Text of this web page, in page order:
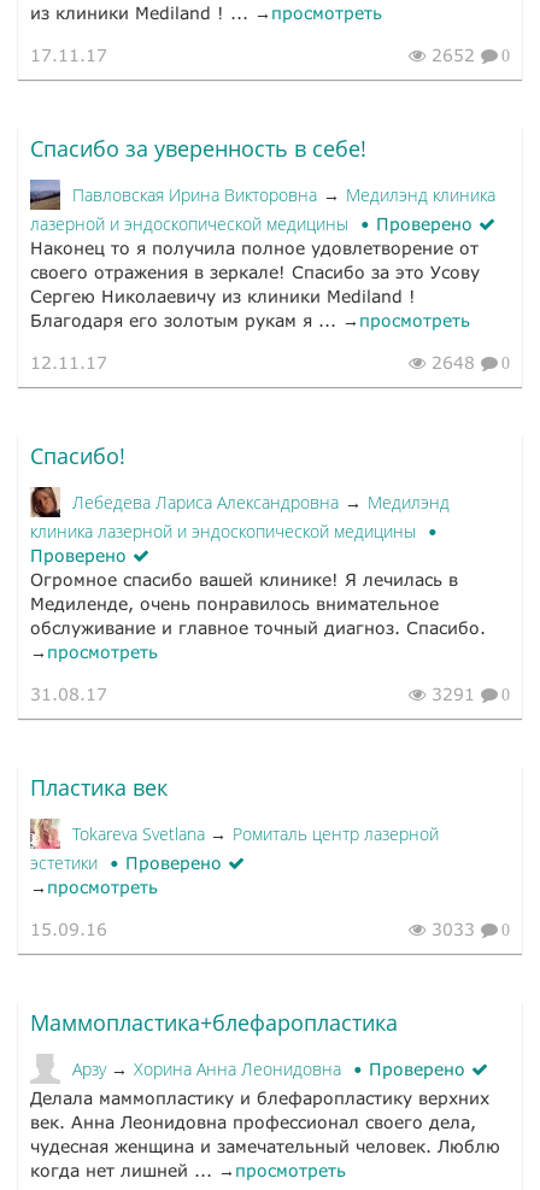
из клиники Mediland ! ... → просмотреть
17.11.17 2652 0
Спасибо за уверенность в себе!
Павловская Ирина Викторовна → Медилэнд клиника
лазерной и эндоскопической медицины
Проверено
Наконец то я получила полное удовлетворение от
своего отражения в зеркале! Спасибо за это Усову
Сергею Николаевичу из клиники Mediland !
Благодаря его золотым рукам я ... → просмотреть
12.11.17 2648 0
Спасибо!
Лебедева Лариса Александровна → Медилэнд
клиника лазерной и эндоскопической медицины
Проверено
Огромное спасибо вашей клинике! Я лечилась в
Медиленде, очень понравилось внимательное
обслуживание и главное точный диагноз. Спасибо.
→ просмотреть
31.08.17 3291 0
Пластика век
Tokareva Svetlana → Ромиталь центр лазерной
эстетики
Проверено
→ просмотреть
15.09.16 3033 0
Маммопластика+блефаропластика
Арзу → Хорина Анна Леонидовна
Проверено
Делала маммопластику и блефаропластику верхних
век. Анна Леонидовна профессионал своего дела,
чудесная женщина и замечательный человек. Люблю
когда нет лишней ... → просмотреть